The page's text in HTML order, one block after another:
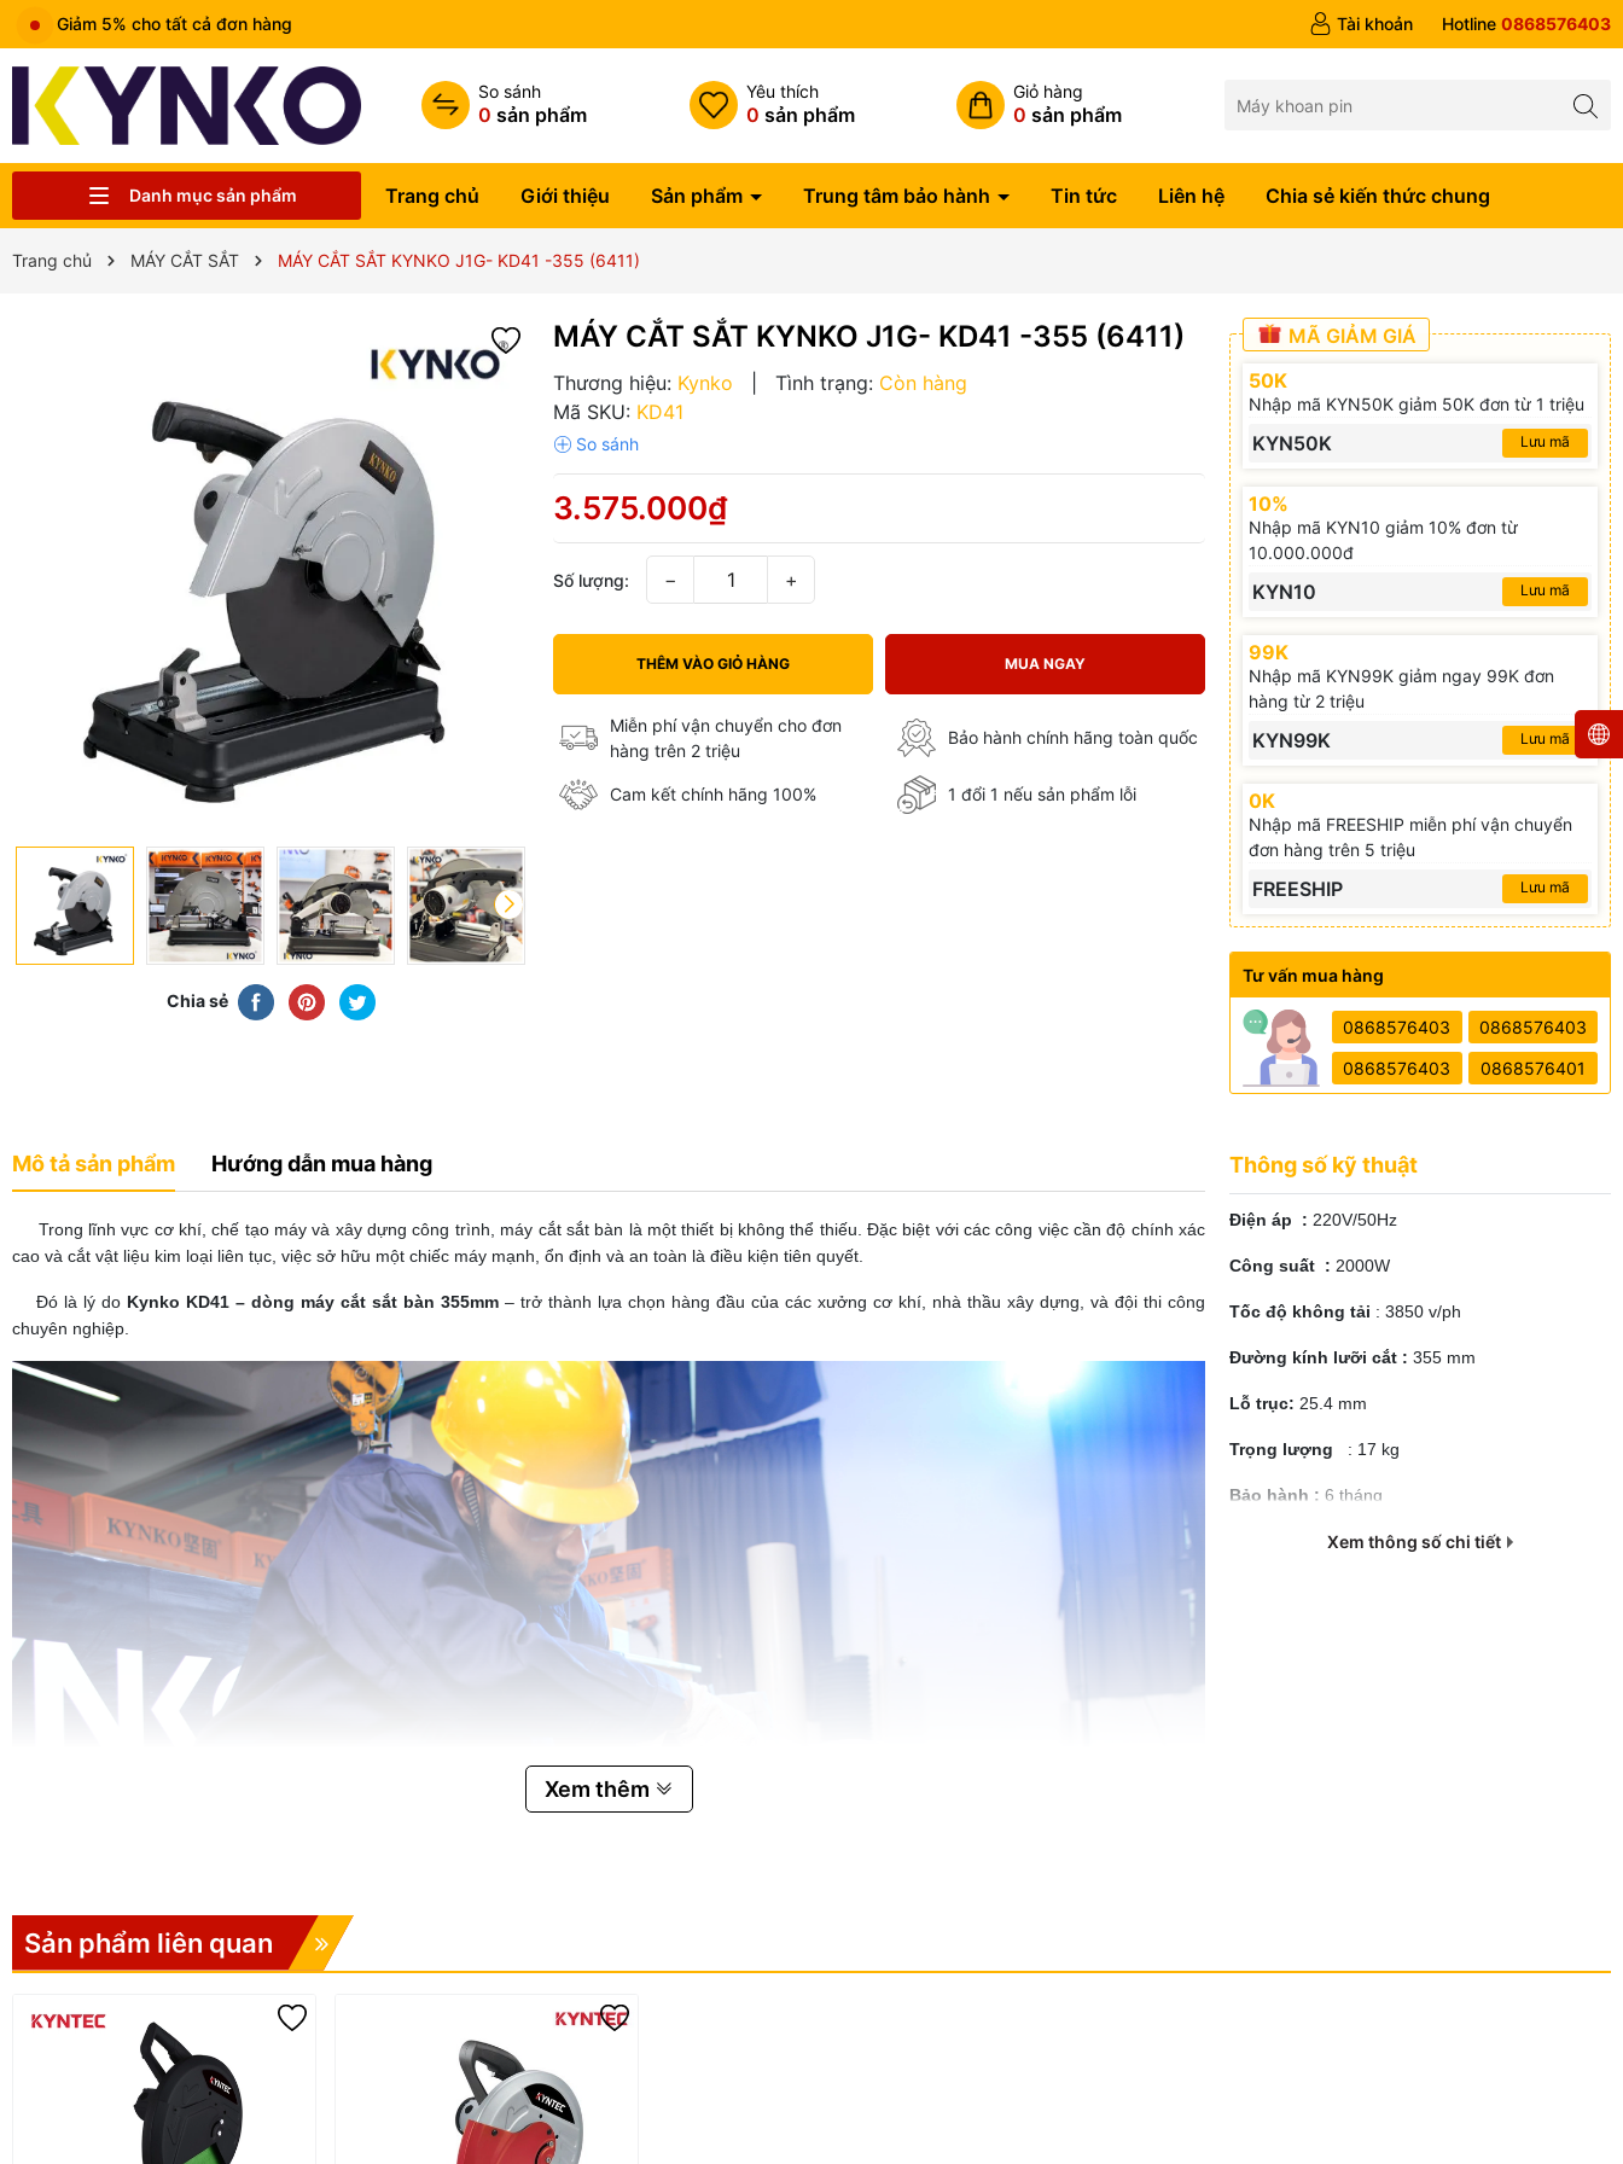
Tài khoản Hotline 0868576403
So sánh
0 sản phẩm
Yêu thích
0 sản phẩm
Giỏ hàng
0 sản phẩm
Danh mục sản phẩm Trang chủ Giới thiệu Sản phẩm Trung tâm bảo hành Tin tức Liên hệ Chia sẻ kiến thức chung
Trang chủ MÁY CẮT SẮT MÁY CẮT SẮT KYNKO J1G- KD41 -355 (6411)
Chia sẻ
MÁY CẮT SẮT KYNKO J1G- KD41 -355 (6411)
Thương hiệu: Kynko Tình trạng: Còn hàng
Mã SKU: KD41
3.575.000₫
Số lượng: − +
THÊM VÀO GIỎ HÀNG MUA NGAY
Miễn phí vận chuyển cho đơn
hàng trên 2 triệu
Bảo hành chính hãng toàn quốc
Cam kết chính hãng 100% 1 đổi 1 nếu sản phẩm lỗi
MÃ GIẢM GIÁ
50K
Nhập mã KYN50K giảm 50K đơn từ 1 triệu
KYN50K Lưu mã
10%
Nhập mã KYN10 giảm 10% đơn từ
10.000.000đ
KYN10 Lưu mã
99K
Nhập mã KYN99K giảm ngay 99K đơn
hàng từ 2 triệu
KYN99K Lưu mã
0K
Nhập mã FREESHIP miễn phí vận chuyển
đơn hàng trên 5 triệu
FREESHIP Lưu mã
Tư vấn mua hàng
0868576403 0868576403
0868576403 0868576401
Mô tả sản phẩm Hướng dẫn mua hàng
Trong lĩnh vực cơ khí, chế tạo máy và xây dựng công trình, máy cắt sắt bàn là một thiết bị không thể thiếu. Đặc biệt với các công việc cần độ chính xác
cao và cắt vật liệu kim loại liên tục, việc sở hữu một chiếc máy mạnh, ổn định và an toàn là điều kiện tiên quyết.
Đó là lý do Kynko KD41 – dòng máy cắt sắt bàn 355mm – trở thành lựa chọn hàng đầu của các xưởng cơ khí, nhà thầu xây dựng, và đội thi công
chuyên nghiệp.
Xem thêm
Thông số kỹ thuật
Điện áp : 220V/50Hz
Công suất : 2000W
Tốc độ không tải : 3850 v/ph
Đường kính lưỡi cắt : 355 mm
Lỗ trục: 25.4 mm
Trọng lượng : 17 kg
Bảo hành : 6 tháng
Xem thông số chi tiết
Sản phẩm liên quan